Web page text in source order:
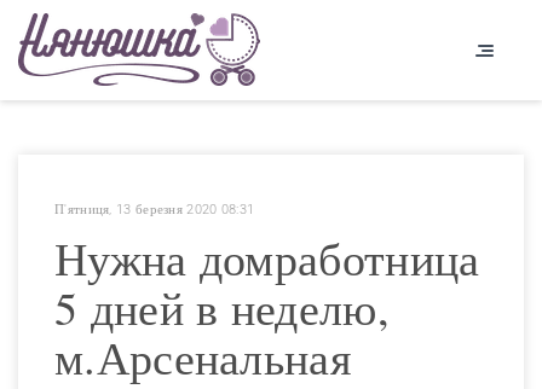
П'ятниця, 13 березня 2020 08:31
Нужна домработница
5 дней в неделю,
м.Арсенальная